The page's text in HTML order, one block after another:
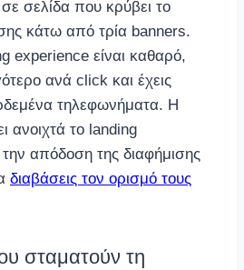
σελίδα που κρύβει το
κάτω από τρία banners.
experience είναι καθαρό,
ανά click και έχεις
τηλεφωνήματα. Η
ανοιχτά το landing
απόδοση της διαφήμισης
διαβάσεις τον ορισμό τους
σταματούν τη